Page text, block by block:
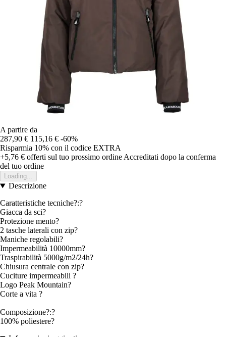
A partire da
287,90 € 115,16 € -60%
Risparmia 10% con il codice EXTRA
+5,76 € offerti sul tuo prossimo ordine Accreditati dopo la conferma
del tuo ordine
Loading...
Descrizione
Caratteristiche tecniche?:?
Giacca da sci?
Protezione mento?
2 tasche laterali con zip?
Maniche regolabili?
Impermeabilità 10000mm?
Traspirabilità 5000g/m2/24h?
Chiusura centrale con zip?
Cuciture impermeabili ?
Logo Peak Mountain?
Corte a vita ?
Composizione?:?
100% poliestere?